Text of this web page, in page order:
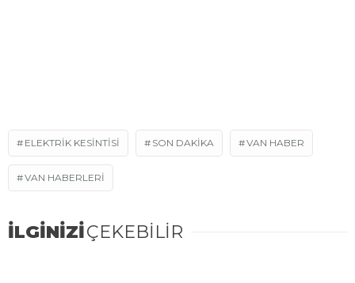
ELEKTRIK KESINTISI SON DAKIKA VAN HABER
VAN HABERLERI
İLGİNİZİÇEKEBİLİR